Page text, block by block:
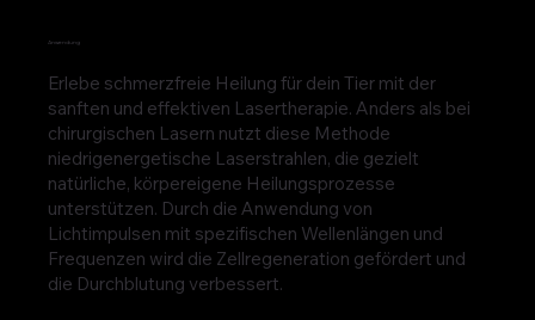
Anwendung
Erlebe schmerzfreie Heilung für dein Tier mit der
sanften und effektiven Lasertherapie. Anders als bei
chirurgischen Lasern nutzt diese Methode
niedrigenergetische Laserstrahlen, die gezielt
natürliche, körpereigene Heilungsprozesse
unterstützen. Durch die Anwendung von
Lichtimpulsen mit spezifischen Wellenlängen und
Frequenzen wird die Zellregeneration gefördert und
die Durchblutung verbessert.